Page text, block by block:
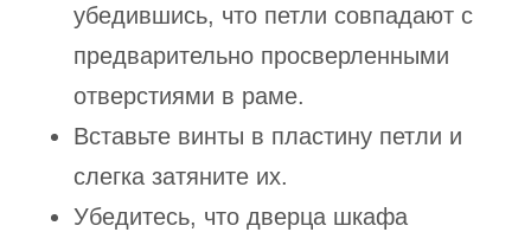
убедившись, что петли совпадают с
предварительно просверленными
отверстиями в раме.
Вставьте винты в пластину петли и
слегка затяните их.
Убедитесь, что дверца шкафа